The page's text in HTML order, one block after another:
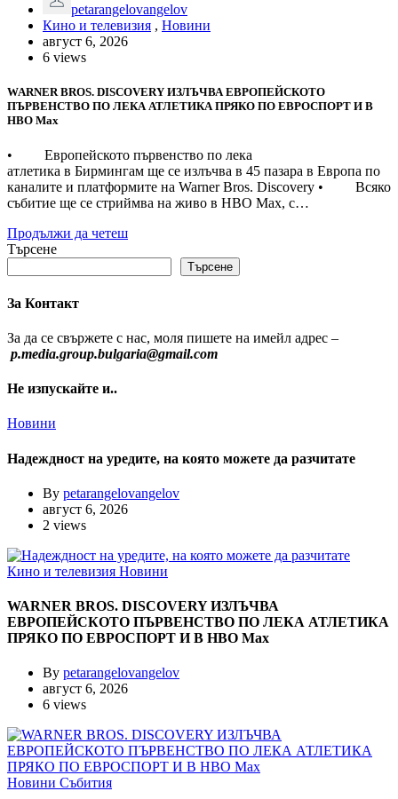
petarangelovangelov
Кино и телевизия , Новини
август 6, 2026
6 views
WARNER BROS. DISCOVERY ИЗЛЪЧВА ЕВРОПЕЙСКОТО
ПЪРВЕНСТВО ПО ЛЕКА АТЛЕТИКА ПРЯКО ПО ЕВРОСПОРТ И В
НВО Мах
• Европейското първенство по лека
атлетика в Бирмингам ще се излъчва в 45 пазара в Европа по
каналите и платформите на Warner Bros. Discovery • Всяко
събитие ще се стриймва на живо в HBO Max, с…
Продължи да четеш
Търсене
Търсене
За Контакт
За да се свържете с нас, моля пишете на имейл адрес –
p.media.group.bulgaria@gmail.com
Не изпускайте и..
Новини
Надеждност на уредите, на която можете да разчитате
By petarangelovangelov
август 6, 2026
2 views
Кино и телевизия Новини
WARNER BROS. DISCOVERY ИЗЛЪЧВА
ЕВРОПЕЙСКОТО ПЪРВЕНСТВО ПО ЛЕКА АТЛЕТИКА
ПРЯКО ПО ЕВРОСПОРТ И В НВО Мах
By petarangelovangelov
август 6, 2026
6 views
Новини Събития